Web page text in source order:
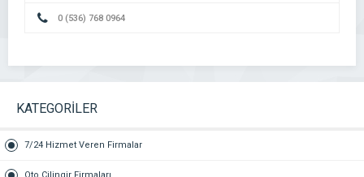
0 (536) 768 0964
KATEGORİLER
7/24 Hizmet Veren Firmalar